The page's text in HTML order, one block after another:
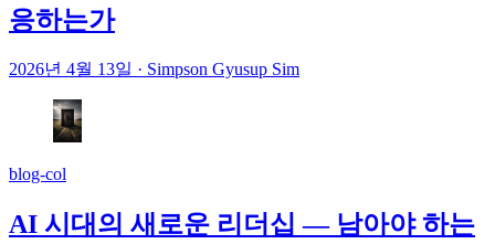
응하는가
2026년 4월 13일 · Simpson Gyusup Sim
blog-col
AI 시대의 새로운 리더십 — 남아야 하는